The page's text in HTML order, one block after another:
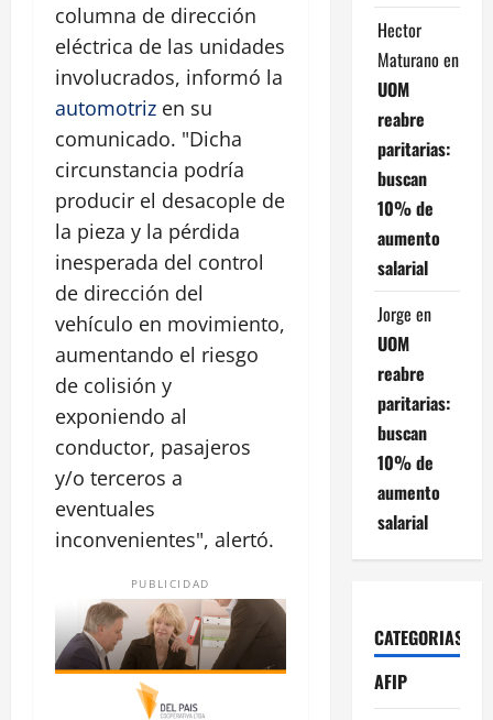
columna de dirección
eléctrica de las unidades
involucrados, informó la
automotriz en su
comunicado. "Dicha
circunstancia podría
producir el desacople de
la pieza y la pérdida
inesperada del control
de dirección del
vehículo en movimiento,
aumentando el riesgo
de colisión y
exponiendo al
conductor, pasajeros
y/o terceros a
eventuales
inconvenientes", alertó.
PUBLICIDAD
Hector
Maturano en
UOM
reabre
paritarias:
buscan
10% de
aumento
salarial
Jorge en
UOM
reabre
paritarias:
buscan
10% de
aumento
salarial
CATEGORIAS
AFIP